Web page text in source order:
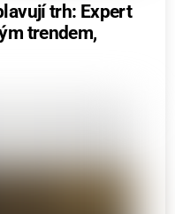
trh: Expert
trendem,